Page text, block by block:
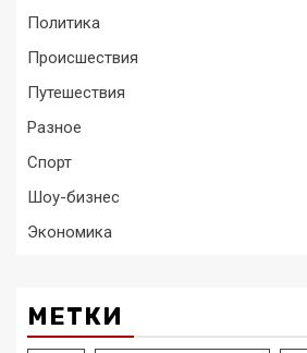
Политика
Происшествия
Путешествия
Разное
Спорт
Шоу-бизнес
Экономика
МЕТКИ